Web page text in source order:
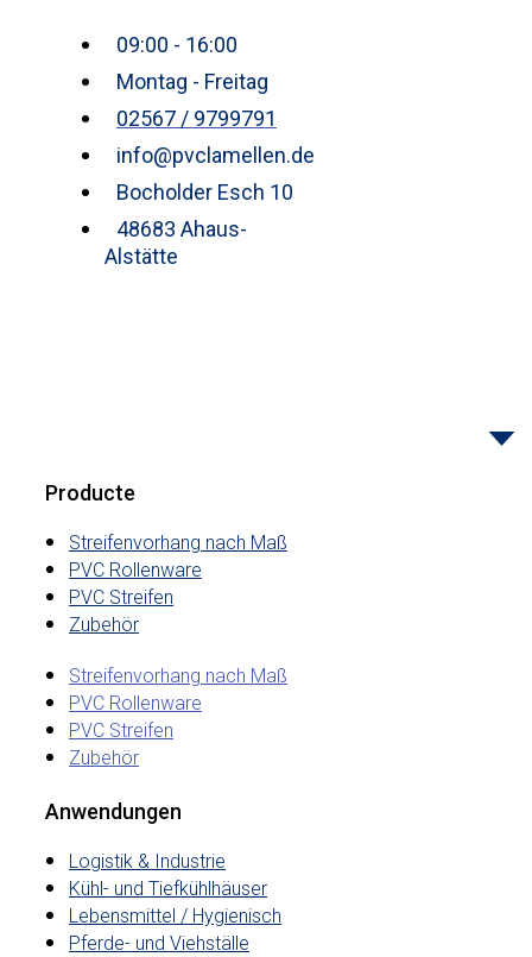
09:00 - 16:00
Montag - Freitag
02567 / 9799791
info@pvclamellen.de
Bocholder Esch 10
48683 Ahaus-
Alstätte
Producte
Streifenvorhang nach Maß
PVC Rollenware
PVC Streifen
Zubehör
Streifenvorhang nach Maß
PVC Rollenware
PVC Streifen
Zubehör
Anwendungen
Logistik & Industrie
Kühl- und Tiefkühlhäuser
Lebensmittel / Hygienisch
Pferde- und Viehställe